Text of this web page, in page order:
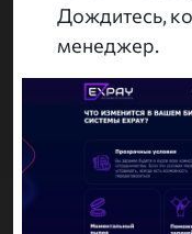
Дождитесь,
менеджер.